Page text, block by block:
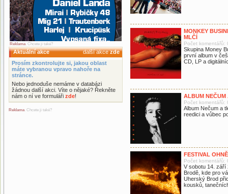
Reklama. Chcete ji také?
Aktuální akce další akcezde
Prosím zkontrolujte si, jakou oblast
máte vybranou vpravo nahoře na
stránce.
Nebo jednoduše nemáme v databázi
žádnou další akci. Víte o nějaké? Řekněte
nám o ní ve formuláři zde!
Reklama. Chcete ji také?
MONKEY
MLČÍ
Počet komentářů:
Skupina Money
první album v
CD, LP a
ALBUM NEČUM
Počet komentářů:
Album Nečum a
reedici a vůbec
FESTIVAL
Počet komentářů:
V sobotu 14. září
Brodě, kde pro
Uherský Brod
kousků,